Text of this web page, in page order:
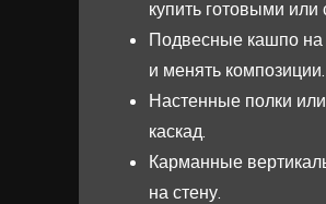
купить готовыми
Подвесные кашпо на
и менять композиции.
Настенные полки
каскад.
Карманные
на стену.